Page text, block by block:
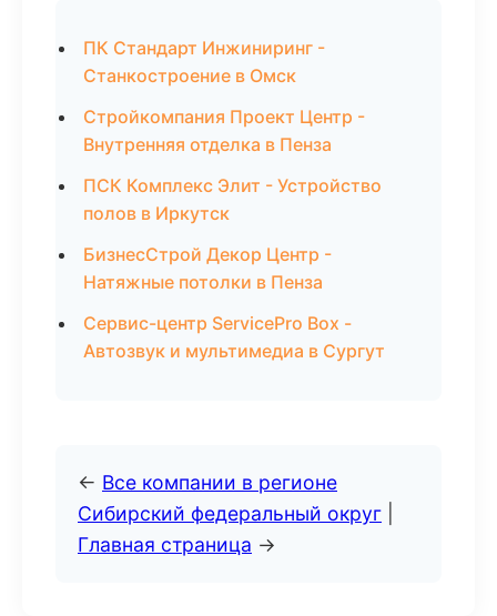
ПК Стандарт Инжиниринг -
Станкостроение в Омск
Стройкомпания Проект Центр -
Внутренняя отделка в Пенза
ПСК Комплекс Элит - Устройство
полов в Иркутск
БизнесСтрой Декор Центр -
Натяжные потолки в Пенза
Сервис-центр ServicePro Box -
Автозвук и мультимедиа в Сургут
← Все компании в регионе
Сибирский федеральный округ
Главная страница →